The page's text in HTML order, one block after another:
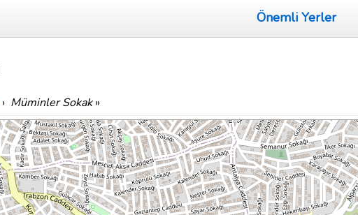
Önemli Yerler
› Müminler Sokak»